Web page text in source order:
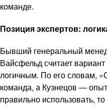
команде.
Позиция экспертов:
Бывший генеральный
Вайсфельд считает
логичным. По его словам,
команда, а Кузнецов —
правильно использовать,